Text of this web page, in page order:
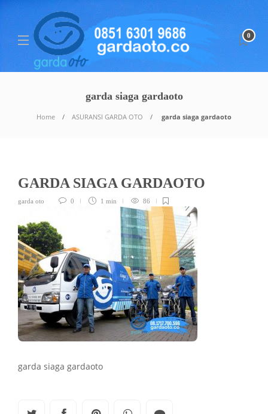
0
garda siaga gardaoto
Home ASURANSI GARDA OTO garda siaga gardaoto
GARDA SIAGA GARDAOTO
garda oto 0 1 min 86
garda siaga gardaoto